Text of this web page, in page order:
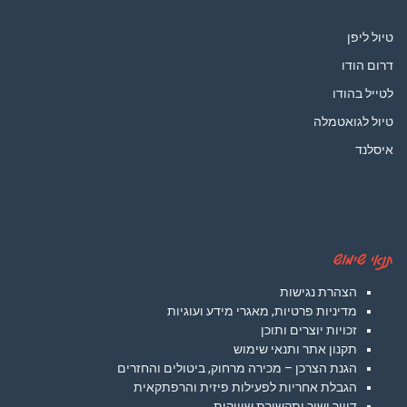
טיול ליפן
דרום הודו
לטייל בהודו
טיול לגואטמלה
איסלנד
תנאי שימוש
הצהרת נגישות
מדיניות פרטיות, מאגרי מידע ועוגיות
זכויות יוצרים ותוכן
תקנון אתר ותנאי שימוש
הגנת הצרכן – מכירה מרחוק, ביטולים והחזרים
הגבלת אחריות לפעילות פיזית והרפתקאית